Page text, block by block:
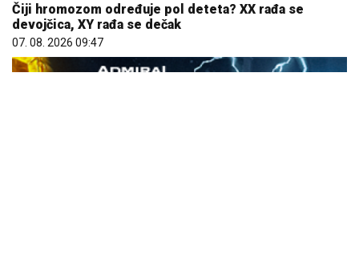
Čiji hromozom određuje pol deteta? XX rađa se
devojčica, XY rađa se dečak
07. 08. 2026 09:47